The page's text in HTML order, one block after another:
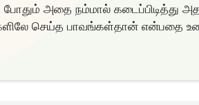
அதை நம்மால் கடைப்பிடித்து
செய்த பாவங்கள்தான் என்பதை